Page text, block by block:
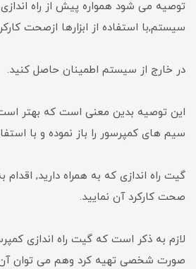
توصیه می شود همواره پیش از راه
سیستم,با استفاده از ابزارها ازصحت
در خارج از سیستم اطمینان حاصل کنید.
این توصیه بدین معنی است که بهتر
سیم های کمپرسور را باز نموده و با
گیت راه اندازی که به همراه دارید, اقدام
صحت کارکرد آن نمایید.
لازم به ذکر است که گیت راه اندازی
صورت شخصی تهیه کرد وهم می توان آن